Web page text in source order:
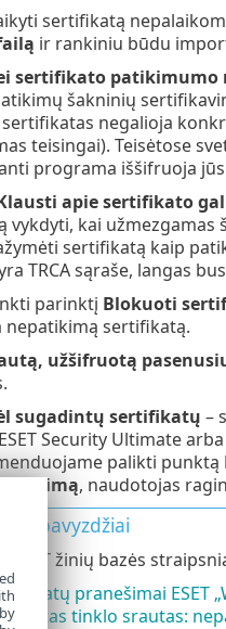
sertifikatą
ir rankiniu būdu
sertifikato
šakninių
negalioja
teisingai). Teisėtose
programa iššifruoja
apie sertifikato
vykdyti, kai
sertifikatą kaip
TRCA sąraše, langas bus
parinktį Blokuoti
nepatikimą sertifikatą.
užšifruotą
sugadintų sertifikatų –
Security Ultimate
palikti punktą
, naudotojas
pavyzdžiai
ESET žinių bazės
pranešimai ESET
tinklo srautas: